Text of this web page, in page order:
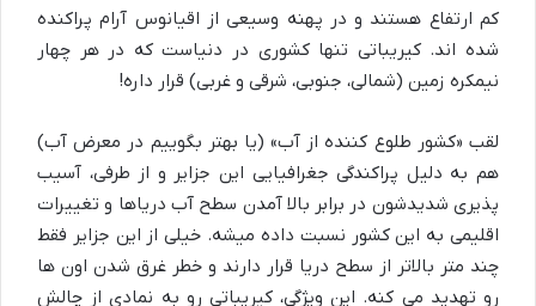
کم ارتفاع هستند و در پهنه وسیعی از اقیانوس آرام پراکنده
شده اند. کیریباتی تنها کشوری در دنیاست که در هر چهار
نیمکره زمین (شمالی، جنوبی، شرقی و غربی) قرار داره!
لقب «کشور طلوع کننده از آب» (یا بهتر بگوییم در معرض آب)
هم به دلیل پراکندگی جغرافیایی این جزایر و از طرفی، آسیب
پذیری شدیدشون در برابر بالا آمدن سطح آب دریاها و تغییرات
اقلیمی به این کشور نسبت داده میشه. خیلی از این جزایر فقط
چند متر بالاتر از سطح دریا قرار دارند و خطر غرق شدن اون ها
رو تهدید می کنه. این ویژگی، کیریباتی رو به نمادی از چالش